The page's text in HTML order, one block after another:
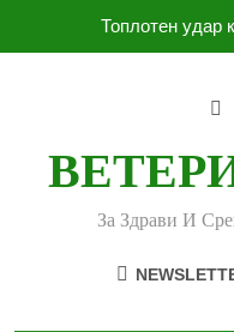
Топлотен удар
Стоматолошко
За Здрави И